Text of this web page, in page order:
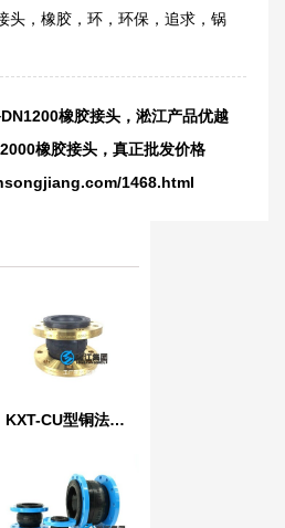
头 ， 橡胶 ， 环 ， 环保 ， 追求 ， 锅
橡胶接头，淞江产品优越
橡胶接头，真正批发价格
1468.html
KXT-CU型铜法兰橡胶接头